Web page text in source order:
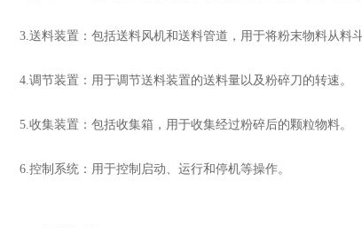
3.送料装置：包括送料风机和送料管道，用于将粉末物料从料斗
4.调节装置：用于调节送料装置的送料量以及粉碎刀的转速。
5.收集装置：包括收集箱，用于收集经过粉碎后的颗粒物料。
6.控制系统：用于控制启动、运行和停机等操作。